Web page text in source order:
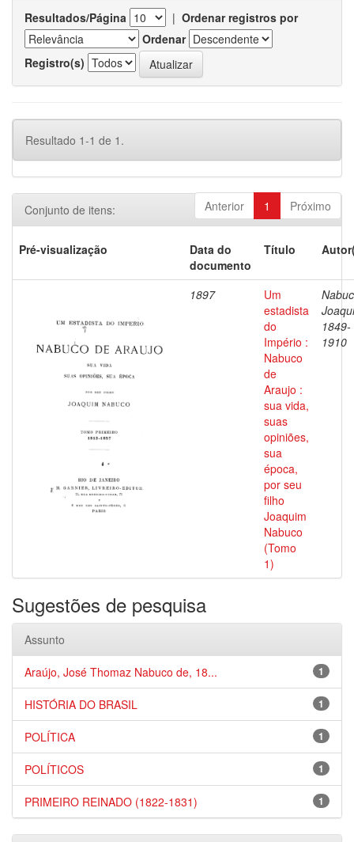
Resultados/Página | Ordenar registros por
Ordenar
Registro(s)
Resultado 1-1 de 1.
Anterior 1 Próximo
Conjunto de itens:
Pré-visualização
Data do
documento
Título
1897
Um
estadista
do
Império :
Nabuco
de
Araujo :
sua vida,
suas
opiniões,
sua
época,
por seu
filho
Joaquim
Nabuco
(Tomo
1)
1849-
1910
Sugestões de pesquisa
Assunto
1
Araújo, José Thomaz Nabuco de, 18...
1
HISTÓRIA DO BRASIL
1
POLÍTICA
1
POLÍTICOS
1
PRIMEIRO REINADO (1822-1831)